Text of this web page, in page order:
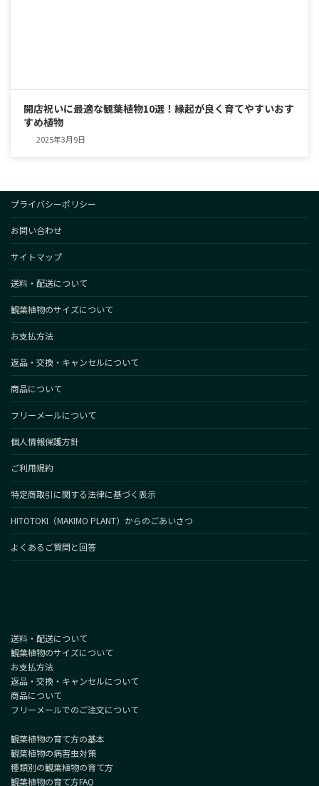
開店祝いに最適な観葉植物10選！縁起が良く育てやすいおす
すめ植物
2025年3月9日
プライバシーポリシー
お問い合わせ
サイトマップ
送料・配送について
観葉植物のサイズについて
お支払方法
返品・交換・キャンセルについて
商品について
フリーメールについて
個人情報保護方針
ご利用規約
特定商取引に関する法律に基づく表示
HITOTOKI（MAKIMO PLANT）からのごあいさつ
よくあるご質問と回答
送料・配送について
観葉植物のサイズについて
お支払方法
返品・交換・キャンセルについて
商品について
フリーメールでのご注文について
観葉植物の育て方の基本
観葉植物の病害虫対策
種類別の観葉植物の育て方
観葉植物の育て方FAQ